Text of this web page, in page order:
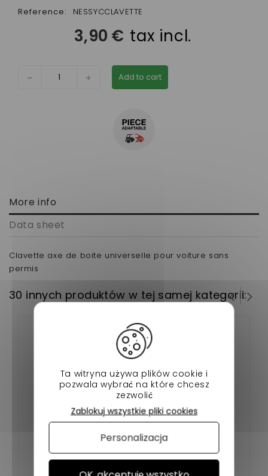
Reference: NESSYCCLAVETTE
3,90 € tax incl.
Add to cart
More info
Data sheet
Clavette axe de boite universelle pour voiture sans
permis
30 innych produktów w tej samej kategorii:
BATTERIE VOITURE SANS PERMIS UNIVERSEL
Ta witryna używa plików cookie i
pozwala wybrać na które chcesz
zezwolić
Zablokuj wszystkie pliki cookies
Personalizacja